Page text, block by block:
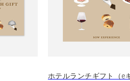
ホテルランチギフト（e